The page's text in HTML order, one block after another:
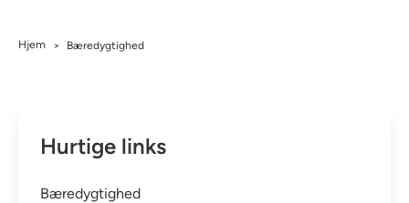
Hjem > Bæredygtighed
Hurtige links
Bæredygtighed